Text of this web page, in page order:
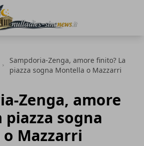
Sampdoria-Zenga, amore finito? La
piazza sogna Montella o Mazzarri
Zenga, amore
sogna
Mazzarri